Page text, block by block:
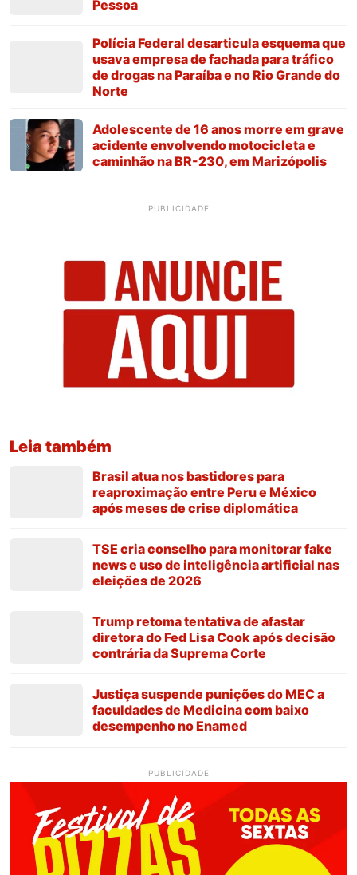
Pessoa
Polícia Federal desarticula esquema que
usava empresa de fachada para tráfico
de drogas na Paraíba e no Rio Grande do
Norte
Adolescente de 16 anos morre em grave
acidente envolvendo motocicleta e
caminhão na BR-230, em Marizópolis
PUBLICIDADE
Leia também
Brasil atua nos bastidores para
reaproximação entre Peru e México
após meses de crise diplomática
TSE cria conselho para monitorar fake
news e uso de inteligência artificial nas
eleições de 2026
Trump retoma tentativa de afastar
diretora do Fed Lisa Cook após decisão
contrária da Suprema Corte
Justiça suspende punições do MEC a
faculdades de Medicina com baixo
desempenho no Enamed
PUBLICIDADE